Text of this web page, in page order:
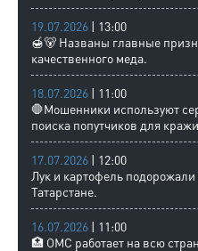
19.07.2026 | 13:00
🍯🐻 Названы главные
качественного меда.
18.07.2026 | 11:00
🛑Мошенники используют
поиска попутчиков для
17.07.2026 | 12:00
Лук и картофель подорожали
Татарстане.
16.07.2026 | 11:00
🏥 ОМС работает на всю